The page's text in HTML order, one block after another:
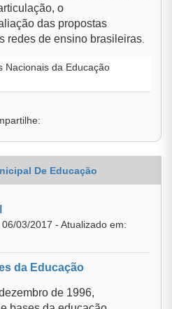
o
das propostas
redes de ensino brasileiras
Nacionais da Educação
De Educação
03/2017 - Atualizado em:
da Educação
de 1996,